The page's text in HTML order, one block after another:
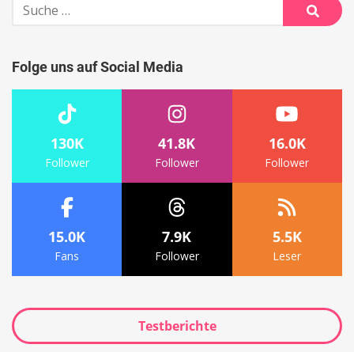
Suche
nach:
Suche
Folge uns auf Social Media
130K
Follower
41.8K
Follower
16.0K
Follower
15.0K
Fans
7.9K
Follower
5.5K
Leser
Testberichte